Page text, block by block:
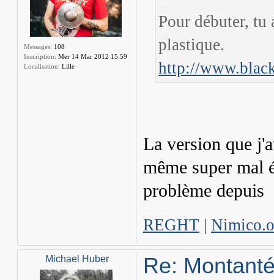
Messages: 108
Inscription: Mer 14 Mar 2012 15:59
Localisation: Lille
Pour débuter, tu
plastique.
http://
La version que
même super mal
problème depuis
REGHT |
Michael Huber Re: